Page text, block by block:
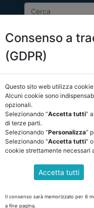
Data evento:13-
Luogo:Rutigliano
CORSO PER
Ancrel Bari Bat in
giorni 13,14, 20 e 21
Consenso a
(GDPR)
Questo sito web utilizza
Alcuni cookie sono
opzionali.
Selezionando “Accetta tutti”
di terze parti.
Selezionando “Personalizza”
Selezionando "Accetta tutti"
cookie strettamente necessari
Accetta tutti
Il consenso sarà memorizzato per 6
a fine pagina.